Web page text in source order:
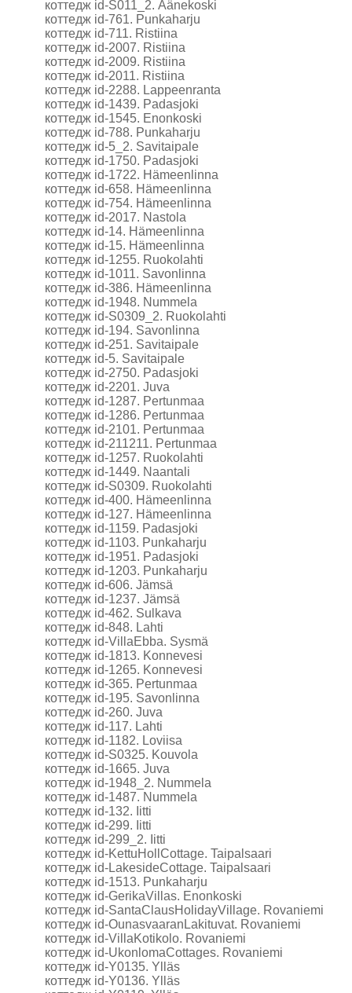
коттедж id-S011_2. Äänekoski
коттедж id-761. Punkaharju
коттедж id-711. Ristiina
коттедж id-2007. Ristiina
коттедж id-2009. Ristiina
коттедж id-2011. Ristiina
коттедж id-2288. Lappeenranta
коттедж id-1439. Padasjoki
коттедж id-1545. Enonkoski
коттедж id-788. Punkaharju
коттедж id-5_2. Savitaipale
коттедж id-1750. Padasjoki
коттедж id-1722. Hämeenlinna
коттедж id-658. Hämeenlinna
коттедж id-754. Hämeenlinna
коттедж id-2017. Nastola
коттедж id-14. Hämeenlinna
коттедж id-15. Hämeenlinna
коттедж id-1255. Ruokolahti
коттедж id-1011. Savonlinna
коттедж id-386. Hämeenlinna
коттедж id-1948. Nummela
коттедж id-S0309_2. Ruokolahti
коттедж id-194. Savonlinna
коттедж id-251. Savitaipale
коттедж id-5. Savitaipale
коттедж id-2750. Padasjoki
коттедж id-2201. Juva
коттедж id-1287. Pertunmaa
коттедж id-1286. Pertunmaa
коттедж id-2101. Pertunmaa
коттедж id-211211. Pertunmaa
коттедж id-1257. Ruokolahti
коттедж id-1449. Naantali
коттедж id-S0309. Ruokolahti
коттедж id-400. Hämeenlinna
коттедж id-127. Hämeenlinna
коттедж id-1159. Padasjoki
коттедж id-1103. Punkaharju
коттедж id-1951. Padasjoki
коттедж id-1203. Punkaharju
коттедж id-606. Jämsä
коттедж id-1237. Jämsä
коттедж id-462. Sulkava
коттедж id-848. Lahti
коттедж id-VillaEbba. Sysmä
коттедж id-1813. Konnevesi
коттедж id-1265. Konnevesi
коттедж id-365. Pertunmaa
коттедж id-195. Savonlinna
коттедж id-260. Juva
коттедж id-117. Lahti
коттедж id-1182. Loviisa
коттедж id-S0325. Kouvola
коттедж id-1665. Juva
коттедж id-1948_2. Nummela
коттедж id-1487. Nummela
коттедж id-132. Iitti
коттедж id-299. Iitti
коттедж id-299_2. Iitti
коттедж id-KettuHollCottage. Taipalsaari
коттедж id-LakesideCottage. Taipalsaari
коттедж id-1513. Punkaharju
коттедж id-GerikaVillas. Enonkoski
коттедж id-SantaClausHolidayVillage. Rovaniemi
коттедж id-OunasvaaranLakituvat. Rovaniemi
коттедж id-VillaKotikolo. Rovaniemi
коттедж id-UkonlomaCottages. Rovaniemi
коттедж id-Y0135. Ylläs
коттедж id-Y0136. Ylläs